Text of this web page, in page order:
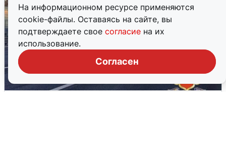
На информационном ресурсе применяются
cookie-файлы. Оставаясь на сайте, вы
подтверждаете свое согласие на их
использование.
Согласен